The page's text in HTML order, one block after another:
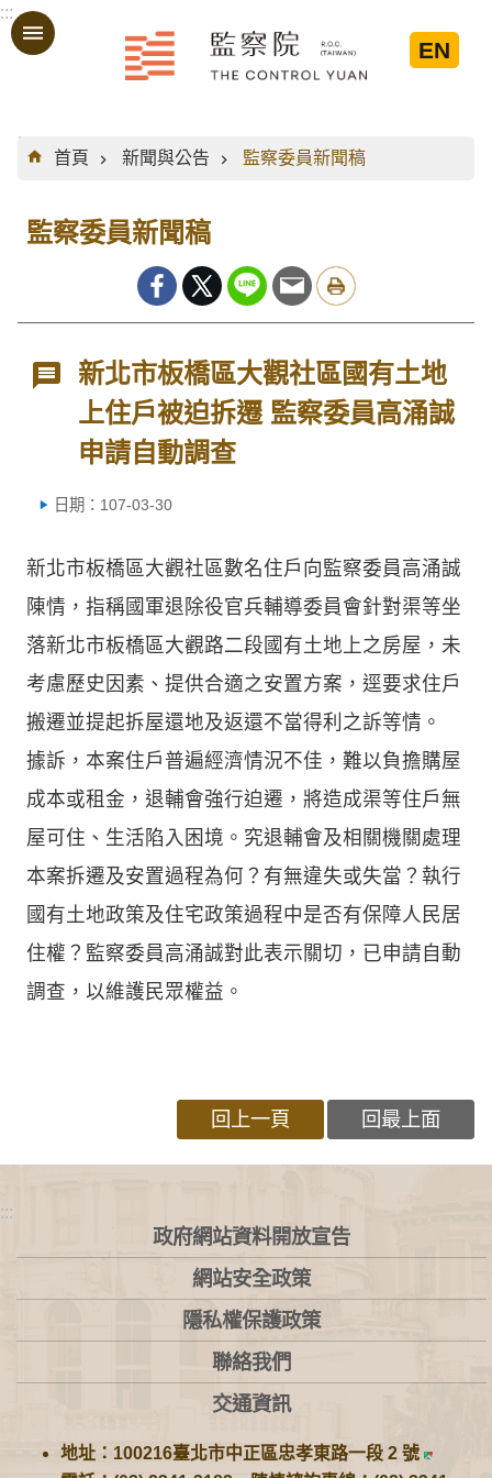
跳到主要內容區塊
:::
EN
:::
首頁
新聞與公告 監察委員新聞稿
監察委員新聞稿
新北市板橋區大觀社區國有土地
上住戶被迫拆遷 監察委員高涌誠
申請自動調查
日期：107-03-30
新北市板橋區大觀社區數名住戶向監察委員高涌誠
陳情，指稱國軍退除役官兵輔導委員會針對渠等坐
落新北市板橋區大觀路二段國有土地上之房屋，未
考慮歷史因素、提供合適之安置方案，逕要求住戶
搬遷並提起拆屋還地及返還不當得利之訴等情。
據訴，本案住戶普遍經濟情況不佳，難以負擔購屋
成本或租金，退輔會強行迫遷，將造成渠等住戶無
屋可住、生活陷入困境。究退輔會及相關機關處理
本案拆遷及安置過程為何？有無違失或失當？執行
國有土地政策及住宅政策過程中是否有保障人民居
住權？監察委員高涌誠對此表示關切，已申請自動
調查，以維護民眾權益。
回上一頁 回最上面
:::
政府網站資料開放宣告
網站安全政策
隱私權保護政策
聯絡我們
交通資訊
地址：100216臺北市中正區忠孝東路一段 2 號